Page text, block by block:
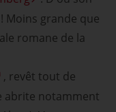
Moins grande que
romane de la
, revêt tout de
abrite notamment